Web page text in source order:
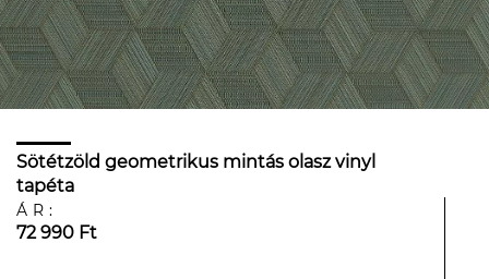
Sötétzöld geometrikus mintás olasz vinyl
tapéta
ÁR:
72 990 Ft